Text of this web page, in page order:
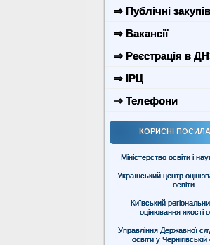
⇒ Публічні
⇒ Вакансії
⇒ Реєстрація в
⇒ ІРЦ
⇒ Телефони
КОРИСНІ
Міністерство освіти і
Український центр
освіти
Київський
оцінювання якості
Управління Державної
освіти у Чернігівській